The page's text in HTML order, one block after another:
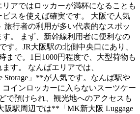
アではロッカーが満杯になることも
スを使えば確実です。 大阪で人気
旅行者の利用が多い代表的なスポッ
す。 まず、新幹線利用者に便利なの
す。JR大阪駅の北側中央口にあり、
まで。1日1000円程度で、大型荷物も
す。 なんばエリアでは、
Storage」**が人気です。なんば駅や
コインロッカーに入らないスーツケー
で預けられ、観光地へのアクセスも
阪駅周辺では**「MK新大阪 Luggage